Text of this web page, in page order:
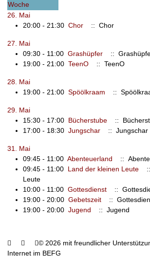
Woche
26. Mai
20:00 - 21:30 Chor :: Chor
27. Mai
09:30 - 11:00 Grashüpfer
::
19:00 - 21:00 TeenO :: TeenO
28. Mai
19:00 - 21:00 Spöölkraam ::
29. Mai
15:30 - 17:00 Bücherstube
::
17:00 - 18:30 Jungschar :: Jungschar
31. Mai
09:45 - 11:00 Abenteuerland
::
09:45 - 11:00 Land der kleinen Leute
Leute
10:00 - 11:00 Gottesdienst
::
19:00 - 20:00 Gebetszeit
::
19:00 - 20:00 Jugend :: Jugend
© 2026 mit freundlicher
Internet im BEFG